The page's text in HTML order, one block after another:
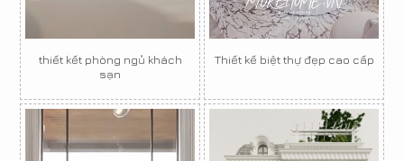
thiết kết phòng ngủ khách
sạn
Thiết kế biệt thự đẹp cao cấp